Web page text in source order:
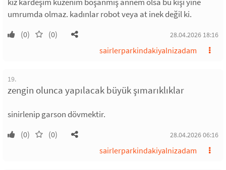
umrumda olmaz. kadınlar robot veya at inek değil ki.
(0) (0) 28.04.2026 18:16
sairlerparkindakiyalnizadam
19.
zengin olunca yapılacak büyük şımarıklıklar
sinirlenip garson dövmektir.
(0) (0) 28.04.2026 06:16
sairlerparkindakiyalnizadam